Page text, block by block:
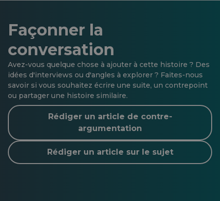
Façonner la
conversation
Avez-vous quelque chose à ajouter à cette histoire ? Des
idées d'interviews ou d'angles à explorer ? Faites-nous
savoir si vous souhaitez écrire une suite, un contrepoint
ou partager une histoire similaire.
Rédiger un article de contre-
argumentation
Rédiger un article sur le sujet